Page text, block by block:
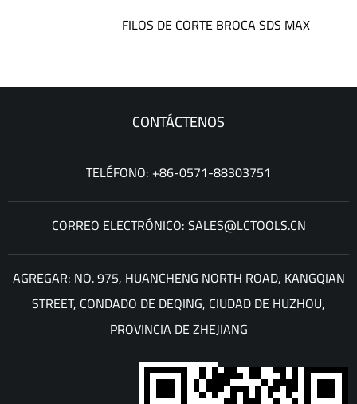
FILOS DE CORTE BROCA SDS MAX
CONTÁCTENOS
TELÉFONO: +86-0571-88303751
CORREO ELECTRÓNICO: SALES@LCTOOLS.CN
AGREGAR: NO. 975, HUANCHENG NORTH ROAD, KANGQIAN
STREET, CONDADO DE DEQING, CIUDAD DE HUZHOU,
PROVINCIA DE ZHEJIANG